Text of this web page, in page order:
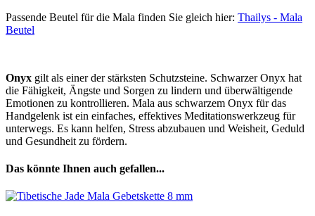
Passende Beutel für die Mala finden Sie gleich hier: Thailys - Mala
Beutel
Onyx gilt als einer der stärksten Schutzsteine. Schwarzer Onyx hat
die Fähigkeit, Ängste und Sorgen zu lindern und überwältigende
Emotionen zu kontrollieren. Mala aus schwarzem Onyx für das
Handgelenk ist ein einfaches, effektives Meditationswerkzeug für
unterwegs. Es kann helfen, Stress abzubauen und Weisheit, Geduld
und Gesundheit zu fördern.
Das könnte Ihnen auch gefallen...